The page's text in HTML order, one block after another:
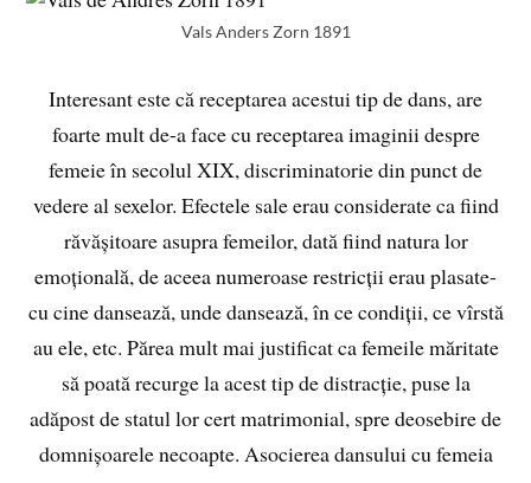
Vals Anders Zorn 1891
Interesant este că receptarea acestui tip de dans, are
foarte mult de-a face cu receptarea imaginii despre
femeie în secolul XIX, discriminatorie din punct de
vedere al sexelor. Efectele sale erau considerate ca fiind
răvășitoare asupra femeilor, dată fiind natura lor
emoțională, de aceea numeroase restricții erau plasate-
cu cine dansează, unde dansează, în ce condiții, ce vîrstă
au ele, etc. Părea mult mai justificat ca femeile măritate
să poată recurge la acest tip de distracție, puse la
adăpost de statul lor cert matrimonial, spre deosebire de
domnișoarele necoapte. Asocierea dansului cu femeia